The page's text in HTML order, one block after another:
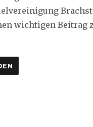
wichtigen Beitrag